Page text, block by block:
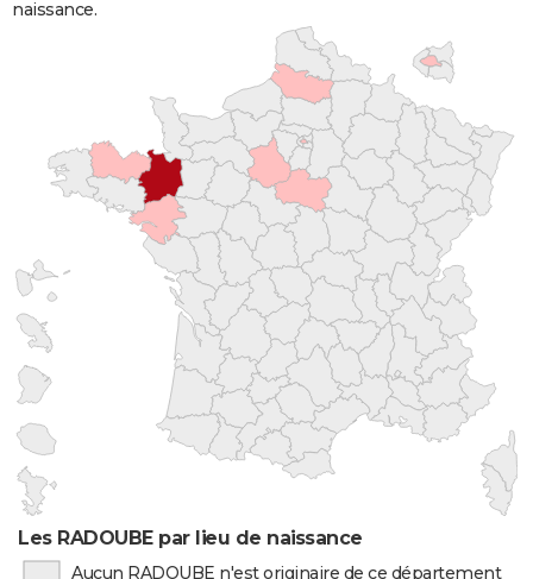
naissance.
Les RADOUBE par lieu de naissance
Aucun RADOUBE n'est originaire de ce département